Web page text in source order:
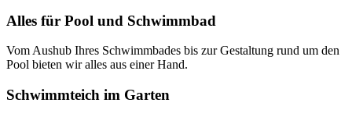
Alles für Pool und Schwimmbad
Vom Aushub Ihres Schwimmbades bis zur Gestaltung rund um den
Pool bieten wir alles aus einer Hand.
Schwimmteich im Garten